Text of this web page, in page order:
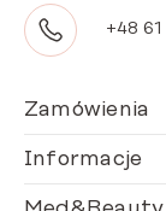
+48
Zamówienia
Informacje